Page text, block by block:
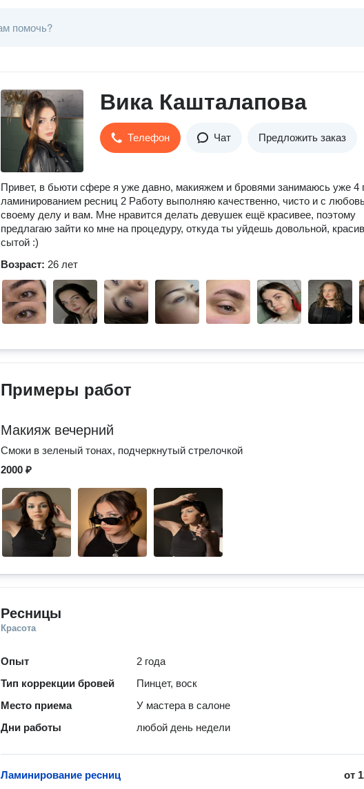
Вика Кашталапова
Телефон Чат Предложить заказ
Привет, в бьюти сфере я уже давно, макияжем и бровями занимаюсь уже 4
ламинированием ресниц 2 Работу выполняю качественно, чисто и с
своему делу и вам. Мне нравится делать девушек ещё красивее, поэтому
предлагаю зайти ко мне на процедуру, откуда ты уйдешь довольной,
сытой :)
Возраст: 26 лет
Примеры работ
Макияж вечерний
Смоки в зеленый тонах, подчеркнутый стрелочкой
2000 ₽
Ресницы
Красота
Опыт
2 года
Тип коррекции бровей
Пинцет, воск
Место приема
У мастера в салоне
Дни работы
любой день недели
от
Ламинирование ресниц